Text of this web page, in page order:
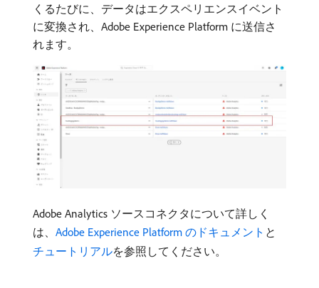
くるたびに、データはエクスペリエンスイベント
に変換され、Adobe Experience Platform に送信さ
れます。
Adobe Analytics ソースコネクタについて詳しく
は、 Adobe Experience Platform のドキュメント と
チュートリアルを参照してください。